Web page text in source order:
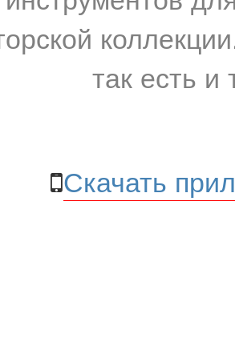
так есть и
Скачать